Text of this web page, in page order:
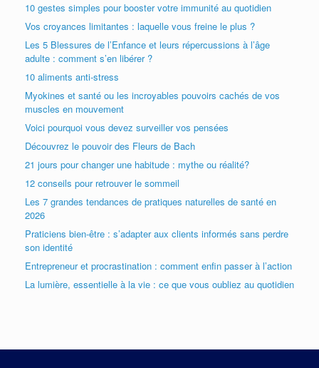
10 gestes simples pour booster votre immunité au quotidien
Vos croyances limitantes : laquelle vous freine le plus ?
Les 5 Blessures de l’Enfance et leurs répercussions à l’âge
adulte : comment s’en libérer ?
10 aliments anti-stress
Myokines et santé ou les incroyables pouvoirs cachés de vos
muscles en mouvement
Voici pourquoi vous devez surveiller vos pensées
Découvrez le pouvoir des Fleurs de Bach
21 jours pour changer une habitude : mythe ou réalité?
12 conseils pour retrouver le sommeil
Les 7 grandes tendances de pratiques naturelles de santé en
2026
Praticiens bien-être : s’adapter aux clients informés sans perdre
son identité
Entrepreneur et procrastination : comment enfin passer à l’action
La lumière, essentielle à la vie : ce que vous oubliez au quotidien